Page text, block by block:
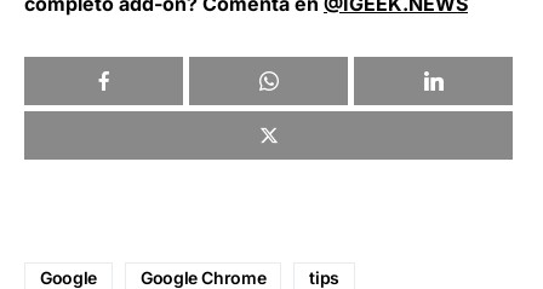
Google Google Chrome tips